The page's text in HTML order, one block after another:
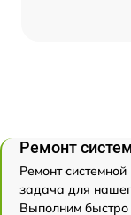
Ремонт
Ремонт
задача для
Выполним быстро